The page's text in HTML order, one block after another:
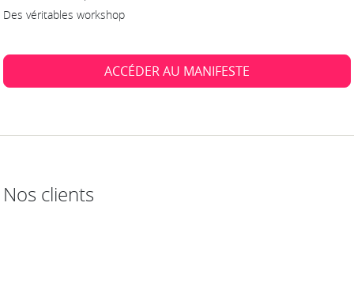
Des véritables workshop
ACCÉDER AU MANIFESTE
Nos clients